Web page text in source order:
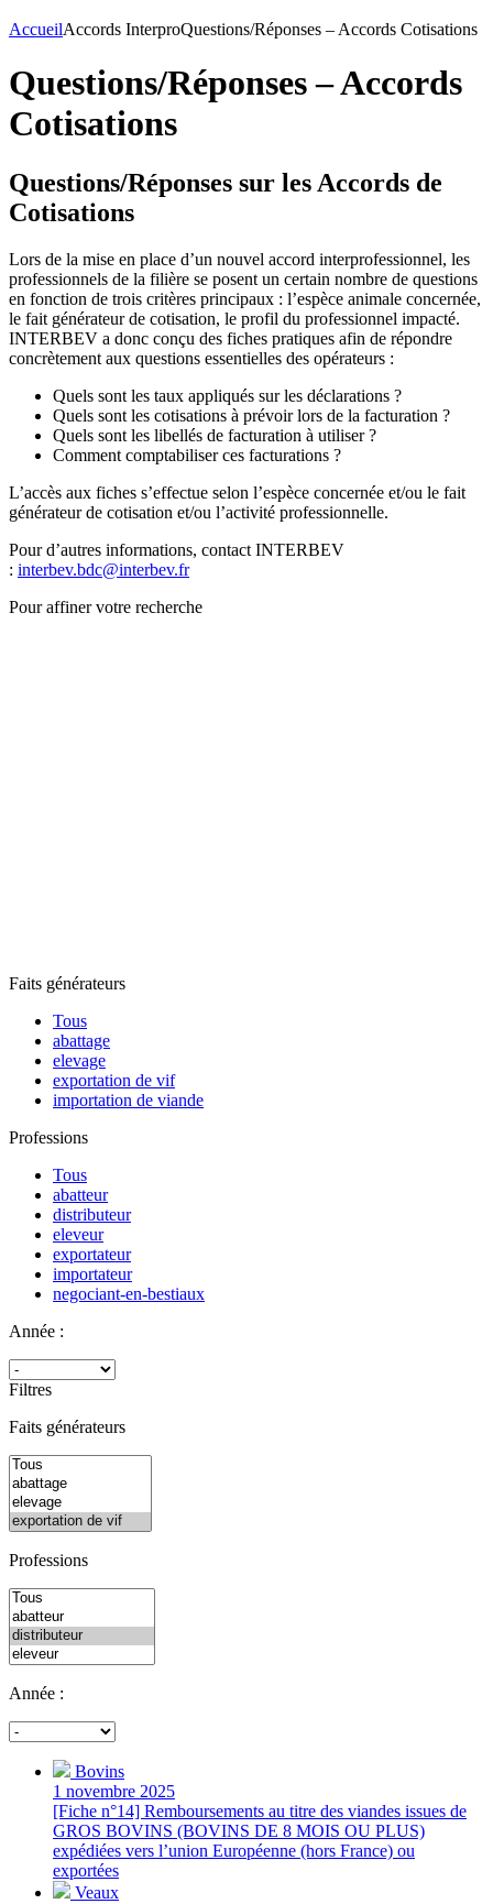
AccueilAccords InterproQuestions/Réponses – Accords Cotisations
Questions/Réponses – Accords
Cotisations
Questions/Réponses sur les Accords de
Cotisations
Lors de la mise en place d’un nouvel accord interprofessionnel, les
professionnels de la filière se posent un certain nombre de questions
en fonction de trois critères principaux : l’espèce animale concernée,
le fait générateur de cotisation, le profil du professionnel impacté.
INTERBEV a donc conçu des fiches pratiques afin de répondre
concrètement aux questions essentielles des opérateurs :
Quels sont les taux appliqués sur les déclarations ?
Quels sont les cotisations à prévoir lors de la facturation ?
Quels sont les libellés de facturation à utiliser ?
Comment comptabiliser ces facturations ?
L’accès aux fiches s’effectue selon l’espèce concernée et/ou le fait
générateur de cotisation et/ou l’activité professionnelle.
Pour d’autres informations, contact INTERBEV
: interbev.bdc@interbev.fr
Pour affiner votre recherche
Faits générateurs
Tous
abattage
elevage
exportation de vif
importation de viande
Professions
Tous
abatteur
distributeur
eleveur
exportateur
importateur
negociant-en-bestiaux
Année :
Filtres
Faits générateurs
Professions
Année :
Bovins
1 novembre 2025
[Fiche n°14] Remboursements au titre des viandes issues de
GROS BOVINS (BOVINS DE 8 MOIS OU PLUS)
expédiées vers l’union Européenne (hors France) ou
exportées
Veaux